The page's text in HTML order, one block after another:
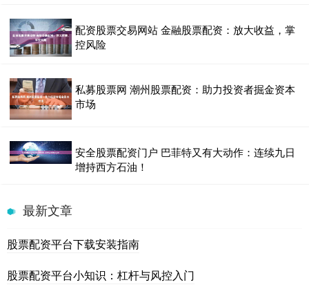
配资股票交易网站 金融股票配资：放大收益，掌
控风险
私募股票网 潮州股票配资：助力投资者掘金资本
市场
安全股票配资门户 巴菲特又有大动作：连续九日
增持西方石油！
最新文章
股票配资平台下载安装指南
股票配资平台小知识：杠杆与风控入门